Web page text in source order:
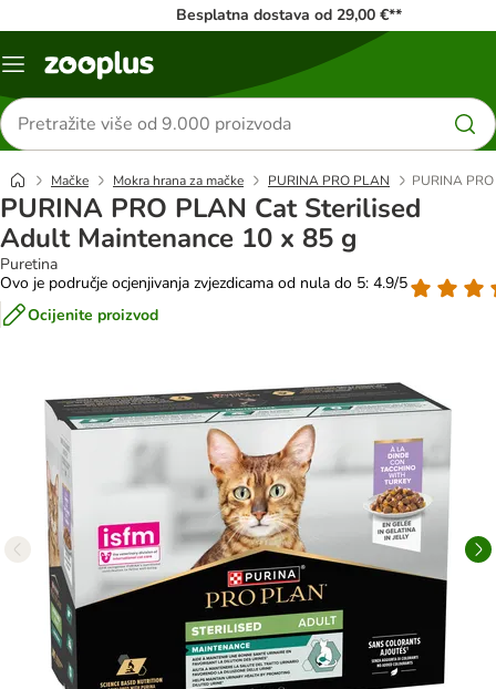
Besplatna dostava od 29,00 €**
Izbornik
Traži
proizvode
Mačke Mokra hrana za mačke PURINA PRO PLAN PURINA
PURINA PRO PLAN Cat Sterilised
Adult Maintenance 10 x 85 g
Puretina
Ovo je područje ocjenjivanja zvjezdicama od nula do 5: 4.9/5
Ocijenite proizvod